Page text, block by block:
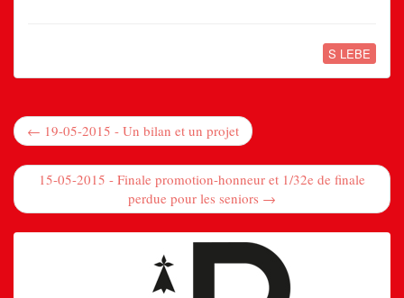
S LEBE
← 19-05-2015 - Un bilan et un projet
15-05-2015 - Finale promotion-honneur et 1/32e de finale
perdue pour les seniors →